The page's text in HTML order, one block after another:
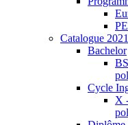
Catalogue
Bachelor
Cycle
X